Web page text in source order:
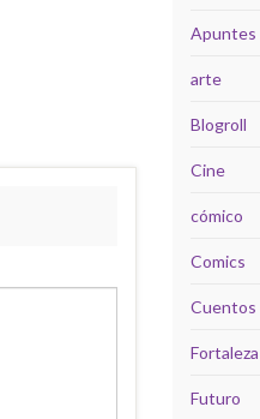
Apuntes
arte
Blogroll
Cine
cómico
Comics
Cuentos
Fortaleza
Futuro